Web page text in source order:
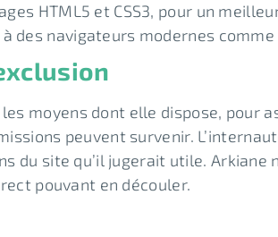
HTML5 et CSS3, pour un
des navigateurs modernes
moyens dont elle dispose, pour
peuvent survenir.
du site qu’il jugerait utile. Arkiane
pouvant en découler.